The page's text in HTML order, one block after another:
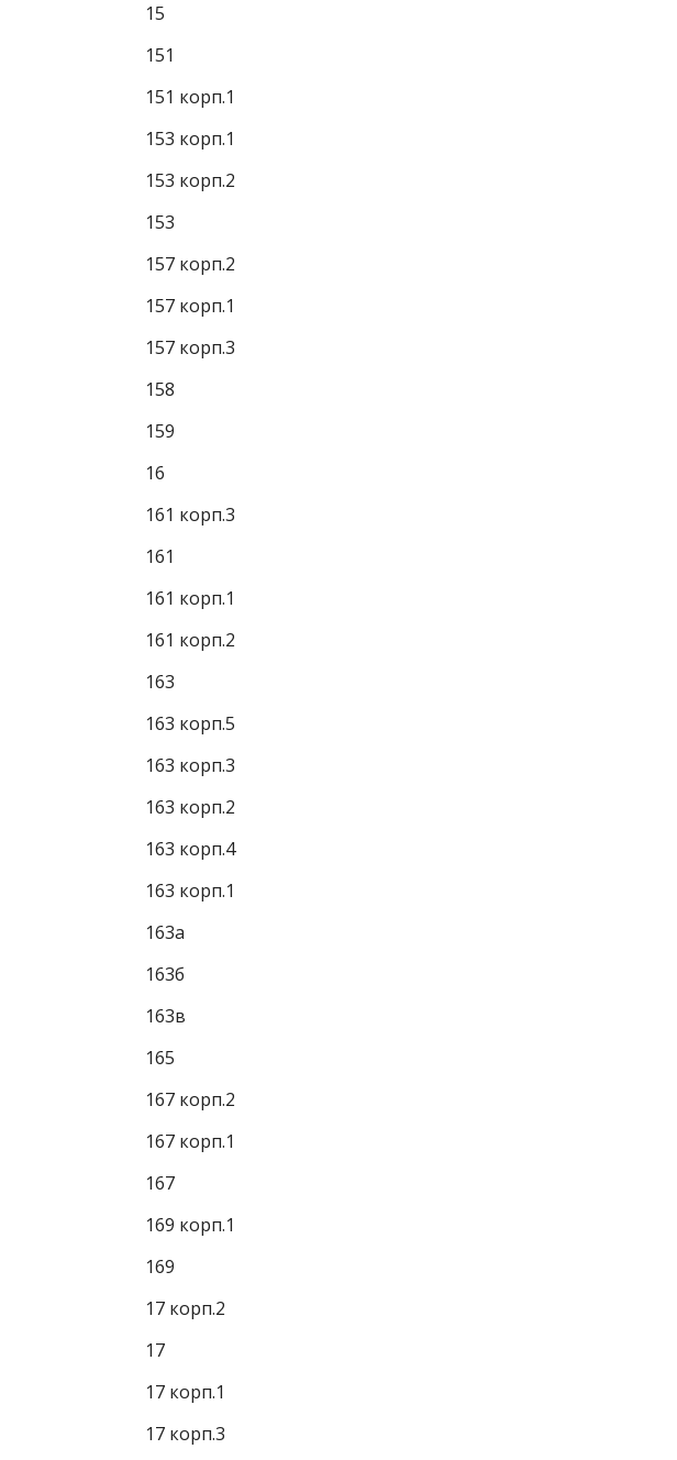
15
151
151 корп.1
153 корп.1
153 корп.2
153
157 корп.2
157 корп.1
157 корп.3
158
159
16
161 корп.3
161
161 корп.1
161 корп.2
163
163 корп.5
163 корп.3
163 корп.2
163 корп.4
163 корп.1
163а
163б
163в
165
167 корп.2
167 корп.1
167
169 корп.1
169
17 корп.2
17
17 корп.1
17 корп.3